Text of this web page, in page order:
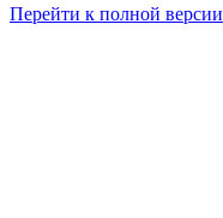
Перейти к полной версии